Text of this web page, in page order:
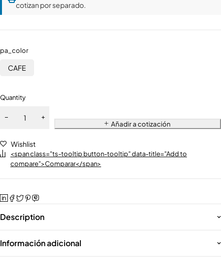
cotizan por separado.
pa_color
CAFE
Quantity
Añadir a cotización
Wishlist
<span class="ts-tooltip button-tooltip" data-title="Add to
compare">Comparar</span>
Description
Información adicional